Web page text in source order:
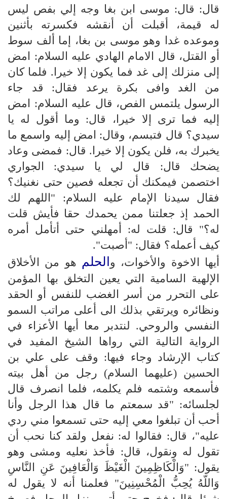
قال: قال: موسى ابن بغا وجه إلي بفص ليس
له قيمة، أقبلت أن أنقشه فكسرته بأثنين
وموعده غدا وهو موسى بن بغا، إما ألف سوط
أو القتل، قال الامام الهادي عليه السلام: امض
إلى منزلك إلى غد فما يكون إلا خيرا. فلما كان
من الغد وافى بكرة يرعد فقال: قد جاء
الرسول يلتمس الفص، قال عليه السلام: امض
إليه فما ترى إلا خيرا، قال: وما أقول له يا
سيدي؟ قال فتبسم، وقال: امض إليه واسمع ما
يخبرك به، فلن يكون إلا خيرا. قال: فمضى وعاد
يضحك قال: قال لي يا سيدي: الجواري
اختصمن فيمكنك أن تجعله فصين حتى نغنيك؟
فقال سيدنا الإمام عليه السلام: "اللهم لك
الحمد إذ جعلتنا ممن يحمدك حقا فأيش قلت
له؟" قال: قلت له: أمهلني حتى أتأمل أمره
كيف أعمله؟ فقال: "أصبت".
أيها الاخوة والأخوات، و الحلم هو من الأخلاق
الإلهية السامية التي يعين التخلق بها المؤمن
على التحرر من أسر الغضب للنفس أو الحقد
ونظائره ويرتقي بذلك الى أعلى مراتب السمو
النفسي والروحي. لنتدبر معا أيها الأعزاء في
الرواية التالية التي رواها الشيخ المفيد في
كتاب الإرشاد وجاء فيها: وقف على علي بن
الحسين (عليهما السلام) رجل من أهل بيته
فأسمعه وشتمه فلم يكلمه، فلما انصرف قال
لجلسائه: "قد سمعتم ما قال هذا الرجل وأنا
أحب أن تبلغوا معي إليه حتى تسمعوا مني ردي
عليه"، قال: فقالوا له: نفعل ولقد كنا نحب أن
تقول له ونقول، قال: فأخذ نعليه ومشى وهو
يقول: "وَالْكَاظِمِينَ الْغَيْظَ وَالْعَافِينَ عَنِ النَّاسِ
وَاللّهُ يُحِبُّ الْمُحْسِنِينَ" فعلمنا أنه لا يقول له